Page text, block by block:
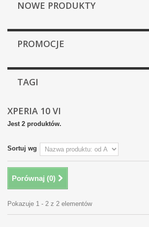
NOWE PRODUKTY
PROMOCJE
TAGI
XPERIA 10 VI
Jest 2 produktów.
Sortuj wg
Porównaj (0)
Pokazuje 1 - 2 z 2 elementów